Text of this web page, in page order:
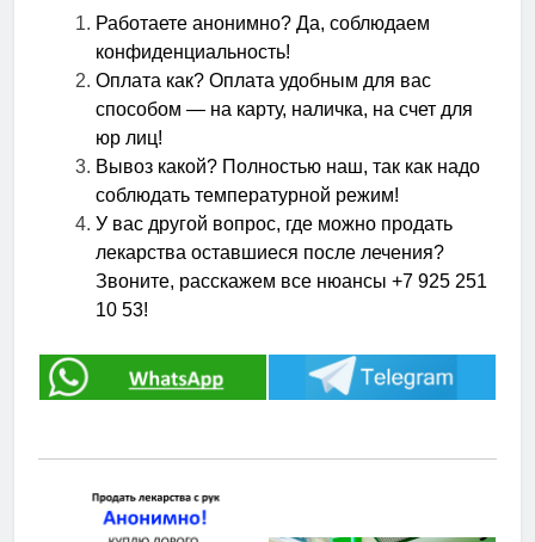
Работаете анонимно? Да, соблюдаем
конфиденциальность!
Оплата как? Оплата удобным для вас
способом — на карту, наличка, на счет для
юр лиц!
Вывоз какой? Полностью наш, так как надо
соблюдать температурной режим!
У вас другой вопрос, где можно продать
лекарства оставшиеся после лечения?
Звоните, расскажем все нюансы +7 925 251
10 53!